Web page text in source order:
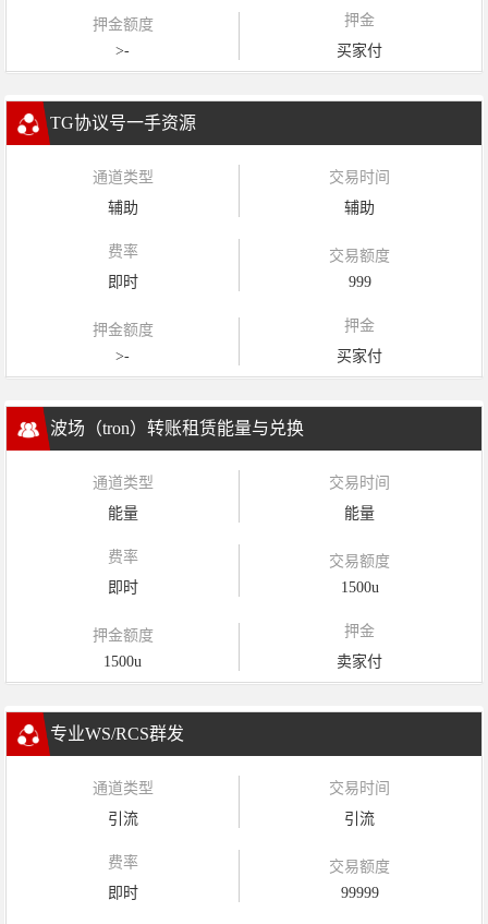
押金额度
>-
押金
买家付
TG协议号一手资源
通道类型
辅助
交易时间
辅助
费率
即时
交易额度
999
押金额度
>-
押金
买家付
波场（tron）转账租赁能量与兑换
通道类型
能量
交易时间
能量
费率
即时
交易额度
1500u
押金额度
1500u
押金
卖家付
专业WS/RCS群发
通道类型
引流
交易时间
引流
费率
即时
交易额度
99999